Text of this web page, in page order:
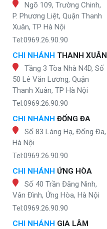
Ngõ 109, Trường Chinh,
P. Phương Liệt, Quận Thanh
Xuân, TP Hà Nội
Tel:0969.26.90.90
CHI NHÁNH THANH XUÂN
Tầng 3 Tòa Nhà N4D, Số
50 Lê Văn Lương, Quận
Thanh Xuân, TP Hà Nội
Tel:0969.26.90.90
CHI NHÁNH ĐỐNG ĐA
Số 83 Láng Hạ, Đống Đa,
Hà Nội
Tel:0969.26.90.90
CHI NHÁNH ỨNG HÒA
Số 40 Trần Đăng Ninh,
Vân Đình, Ứng Hòa, Hà Nội
Tel:0969.26.90.90
CHI NHÁNH GIA LÂM